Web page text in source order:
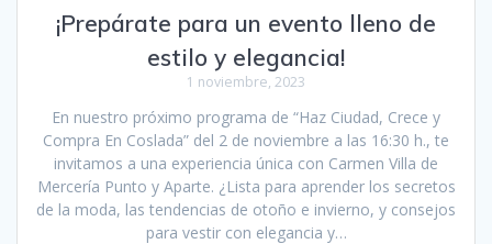
¡Prepárate para un evento lleno de
estilo y elegancia!
1 noviembre, 2023
En nuestro próximo programa de “Haz Ciudad, Crece y
Compra En Coslada” del 2 de noviembre a las 16:30 h., te
invitamos a una experiencia única con Carmen Villa de
Mercería Punto y Aparte. ¿Lista para aprender los secretos
de la moda, las tendencias de otoño e invierno, y consejos
para vestir con elegancia y…